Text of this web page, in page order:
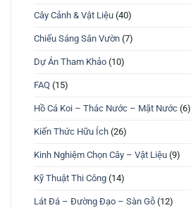
Cây Cảnh & Vật Liệu (40)
Chiếu Sáng Sân Vườn (7)
Dự Án Tham Khảo (10)
FAQ (15)
Hồ Cá Koi – Thác Nước – Mặt Nước (6)
Kiến Thức Hữu Ích (26)
Kinh Nghiệm Chọn Cây – Vật Liệu (9)
Kỹ Thuật Thi Công (14)
Lát Đá – Đường Đạo – Sàn Gỗ (12)